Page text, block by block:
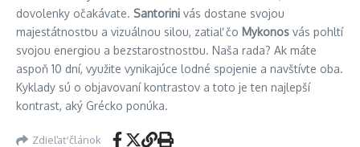
dovolenky očakávate. Santorini vás dostane svojou
majestátnosťou a vizuálnou silou, zatiaľ čo Mykonos vás pohltí
svojou energiou a bezstarostnosťou. Naša rada? Ak máte
aspoň 10 dní, využite vynikajúce lodné spojenie a navštívte oba.
Kyklady sú o objavovaní kontrastov a toto je ten najlepší
kontrast, aký Grécko ponúka.
Zdieľať článok